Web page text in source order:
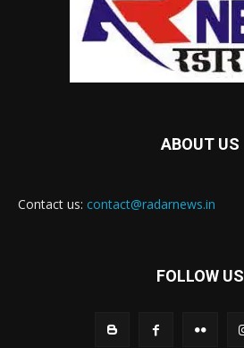
ABOUT US
Contact us: contact@radarnews.in
FOLLOW US